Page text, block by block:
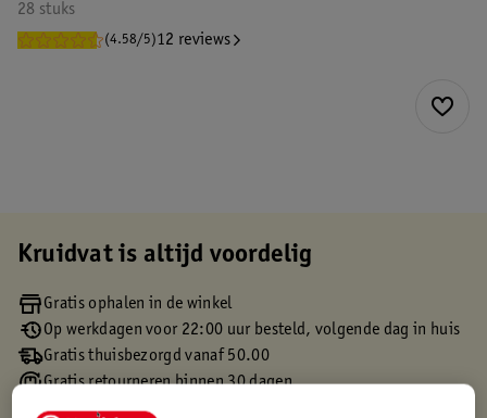
28 stuks
(4.58/5)12 reviews
Kruidvat is altijd voordelig
Gratis ophalen in de winkel
Op werkdagen voor 22:00 uur besteld, volgende dag in huis
Gratis thuisbezorgd vanaf 50.00
Gratis retourneren binnen 30 dagen
Gratis punten met je Kruidvat kaart